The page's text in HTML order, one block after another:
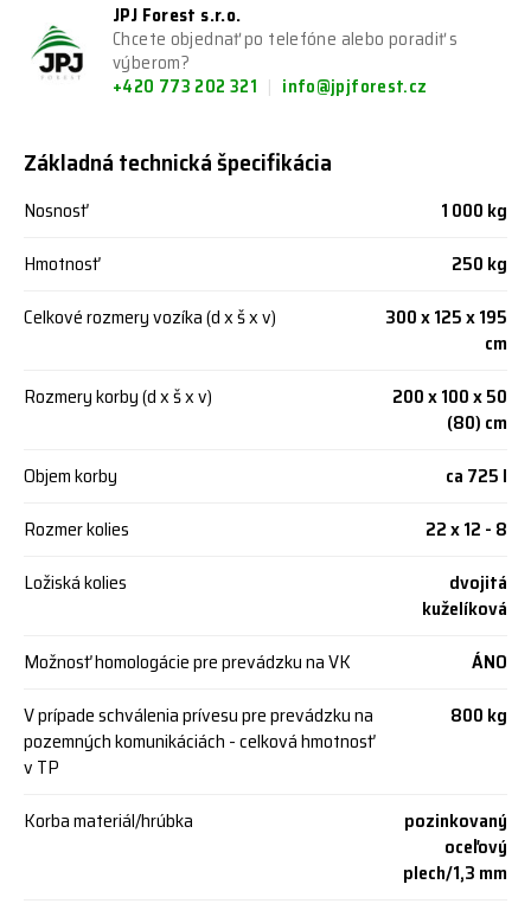
JPJ Forest s.r.o.
Chcete objednať po telefóne alebo poradiť s
výberom?
+420 773 202 321
info@jpjforest.cz
Základná technická špecifikácia
Nosnosť
1 000 kg
Hmotnosť
250 kg
Celkové rozmery vozíka (d x š x v)
300 x 125 x 195
cm
Rozmery korby (d x š x v)
200 x 100 x 50
(80) cm
Objem korby
ca 725 l
Rozmer kolies
22 x 12 - 8
Ložiská kolies
dvojitá
kuželíková
Možnosť homologácie pre prevádzku na VK
ÁNO
V prípade schválenia prívesu pre prevádzku na
pozemných komunikáciách - celková hmotnosť
v TP
800 kg
Korba materiál/hrúbka
pozinkovaný
oceľový
plech/1,3 mm